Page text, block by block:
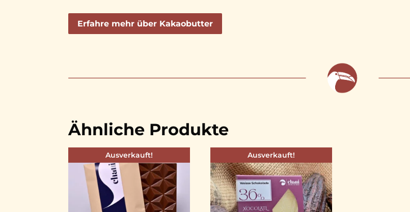
Erfahre mehr über Kakaobutter
Ähnliche Produkte
Ausverkauft! Ausverkauft!